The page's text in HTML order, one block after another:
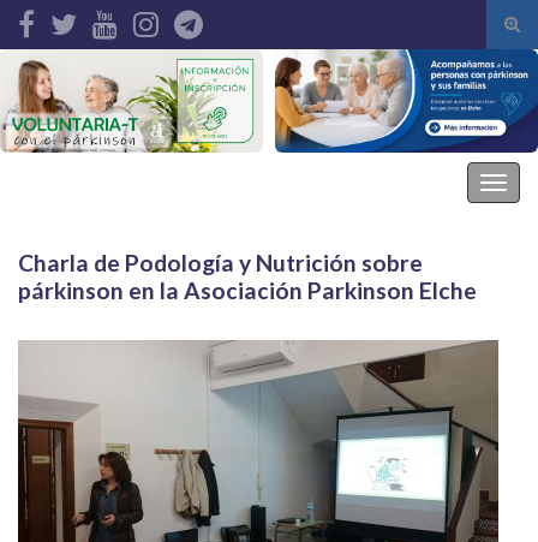
de
Search for:
Charla de Podología y Nutrición sobre
párkinson en la Asociación Parkinson Elche